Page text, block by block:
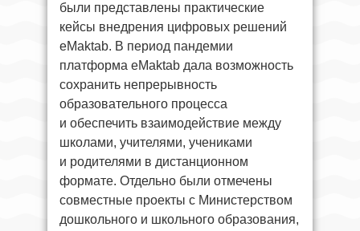
были представлены практические
кейсы внедрения цифровых решений
eMaktab. В период пандемии
платформа eMaktab дала возможность
сохранить непрерывность
образовательного процесса
и обеспечить взаимодействие между
школами, учителями, учениками
и родителями в дистанционном
формате. Отдельно были отмечены
совместные проекты с Министерством
дошкольного и школьного образования,